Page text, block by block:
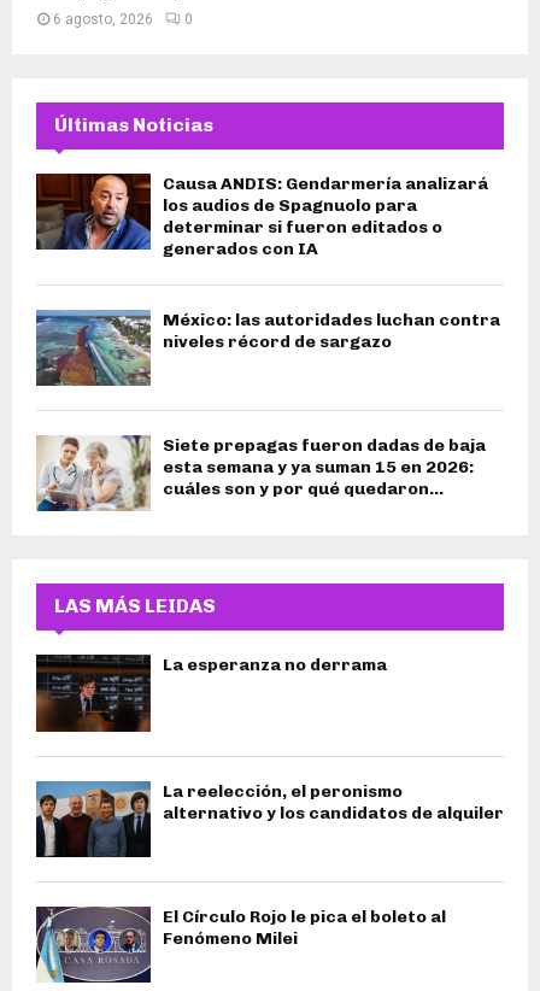
6 agosto, 2026 0
Últimas Noticias
Causa ANDIS: Gendarmería analizará
los audios de Spagnuolo para
determinar si fueron editados o
generados con IA
México: las autoridades luchan contra
niveles récord de sargazo
Siete prepagas fueron dadas de baja
esta semana y ya suman 15 en 2026:
cuáles son y por qué quedaron...
LAS MÁS LEIDAS
La esperanza no derrama
La reelección, el peronismo
alternativo y los candidatos de alquiler
El Círculo Rojo le pica el boleto al
Fenómeno Milei